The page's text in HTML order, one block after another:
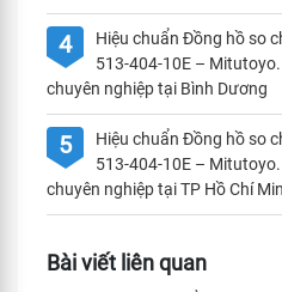
4
Hiệu chuẩn Đồng hồ so
513-404-10E –
chuyên nghiệp tại Bình Dương
5
Hiệu chuẩn Đồng hồ so
513-404-10E –
chuyên nghiệp tại TP Hồ Chí
Bài viết liên quan